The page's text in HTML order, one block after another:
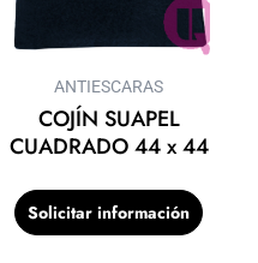
ANTIESCARAS
COJÍN SUAPEL
CUADRADO 44 x 44
Solicitar información